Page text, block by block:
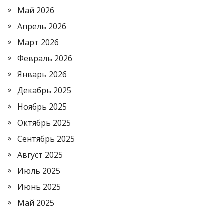
Май 2026
Апрель 2026
Март 2026
Февраль 2026
Январь 2026
Декабрь 2025
Ноябрь 2025
Октябрь 2025
Сентябрь 2025
Август 2025
Июль 2025
Июнь 2025
Май 2025